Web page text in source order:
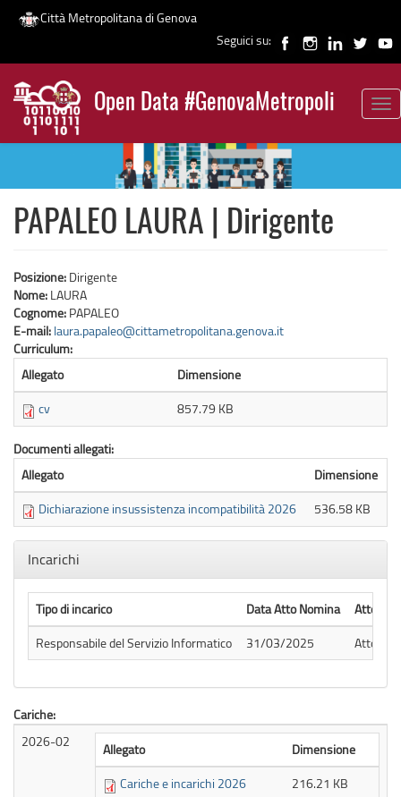
Salta
contenuto
principale
Città Metropolitana di Genova
Seguici su:
Open Data #GenovaMetropoli
News
PAPALEO LAURA | Dirigente
Posizione: Dirigente
Nome: LAURA
Cognome: PAPALEO
E-mail: laura.papaleo@cittametropolitana.genova.it
Curriculum:
Allegato
Dimensione
cv
857.79 KB
Documenti allegati:
Allegato
Dimensione
Dichiarazione insussistenza incompatibilità 2026
536.58 KB
Nascondi
Incarichi
Tipo di incarico Data Atto Nomina
Atto di
Responsabile del Servizio Informatico
31/03/2025 Atto
Cariche:
2026-02
Allegato
Dimensione
Cariche e incarichi 2026
216.21 KB